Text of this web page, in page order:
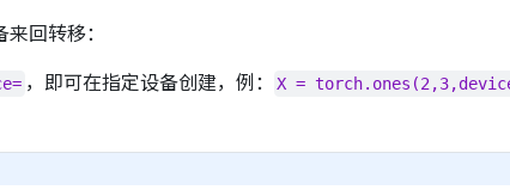
回转移：
，即可在指定设备创建，例： X =